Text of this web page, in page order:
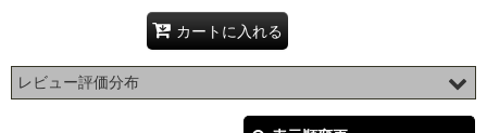
カートに入れる
レビュー評価分布
101件